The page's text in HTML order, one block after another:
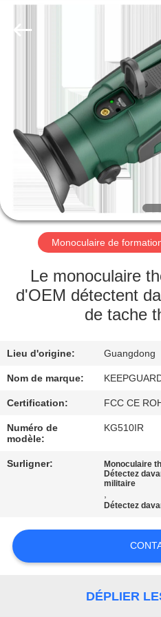
MAISON
PRODUITS
VIDÉOS
PROPOS
DE
VISITE
DE
L'USINE
CONTRÔLE
DE
NOUS
KEEPWAY
ASIA
Monoculaire de
Le monoculaire
d'OEM détectent
de tache
Lieu d'origine: Guangdong
Nom de marque:
Certification: FCC CE
Numéro de
modèle:
KG510IR
Surligner: Monoculaire
Détectez
militaire
,
Détectez
DÉPLIER